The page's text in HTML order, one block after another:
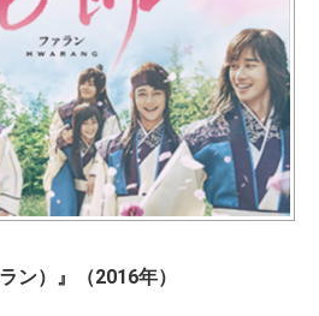
ン）』（2016年）